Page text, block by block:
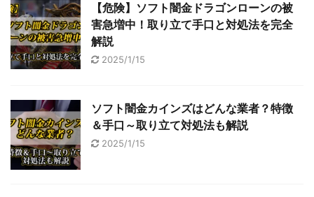
【危険】ソフト闇金ドラゴンローンの被
害急増中！取り立て手口と対処法を完全
解説
2025/1/15
ソフト闇金カインズはどんな業者？特徴
＆手口～取り立て対処法も解説
2025/1/15